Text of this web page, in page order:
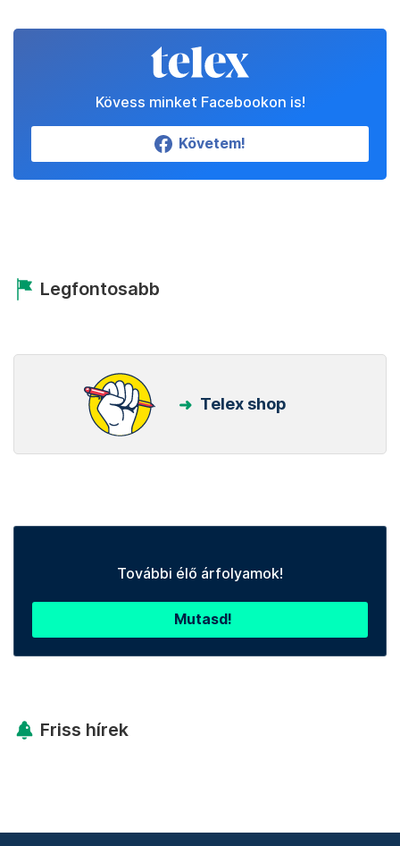
Kövess minket Facebookon is!
Követem!
Legfontosabb
Telex shop
További élő árfolyamok!
Mutasd!
Friss hírek